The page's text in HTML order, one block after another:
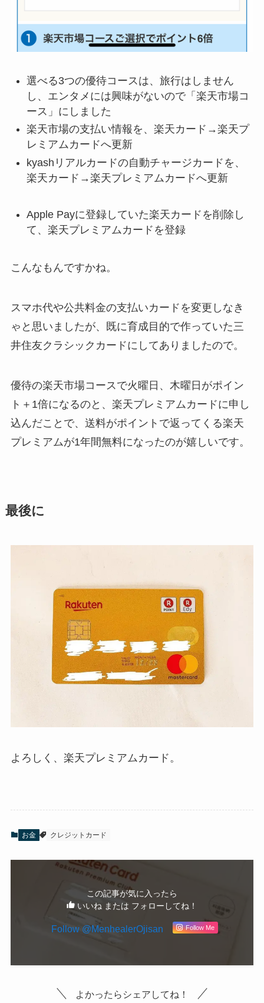
選べる3つの優待コースは、旅行はしません
し、エンタメには興味がないので「楽天市場コ
ース」にしました
楽天市場の支払い情報を、楽天カード→楽天プ
レミアムカードへ更新
kyashリアルカードの自動チャージカードを、
楽天カード→楽天プレミアムカードへ更新
Apple Payに登録していた楽天カードを削除し
て、楽天プレミアムカードを登録
こんなもんですかね。
スマホ代や公共料金の支払いカードを変更しなき
ゃと思いましたが、既に育成目的で作っていた三
井住友クラシックカードにしてありましたので。
優待の楽天市場コースで火曜日、木曜日がポイン
ト＋1倍になるのと、楽天プレミアムカードに申し
込んだことで、送料がポイントで返ってくる楽天
プレミアムが1年間無料になったのが嬉しいです。
最後に
よろしく、楽天プレミアムカード。
お金 クレジットカード
この記事が気に入ったら
いいね または フォローしてね！
Follow @MenhealerOjisan Follow Me
よかったらシェアしてね！